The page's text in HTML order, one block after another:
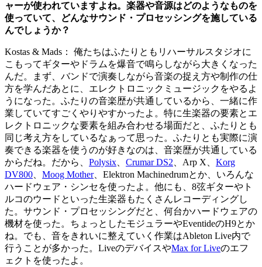
ャーが使われていますよね。楽器や音源はどのようなものを
使っていて、どんなサウンド・プロセッシングを施している
んでしょうか？
Kostas & Mads： 俺たちはふたりともリハーサルスタジオに
こもってギターやドラムを爆音で鳴らしながら大きくなった
んだ。まず、バンドで演奏しながら音楽の捉え方や制作の仕
方を学んだあとに、エレクトロニックミュージックをやるよ
うになった。ふたりの音楽歴が共通しているから、一緒に作
業していてすごくやりやすかったよ。特に生楽器の要素とエ
レクトロニックな要素を組み合わせる場面だと、ふたりとも
同じ考え方をしているなぁって思った。ふたりとも実際に演
奏できる楽器を使うのが好きなのは、音楽歴が共通している
からだね。だから、 Polysix Crumar DS2 、Arp X、 Korg
DV800
Moog Mother、Elektron Machinedrumとか、いろんな
ハードウェア・シンセを使ったよ。他にも、8弦ギターやト
ルコのウードといった生楽器もたくさんレコーディングし
た。サウンド・プロセッシングだと、何台かハードウェアの
機材を使った。ちょっとしたモジュラーやEventideのH9とか
ね。でも、音をきれいに整えていく作業はAbleton Live内で
行うことが多かった。LiveのデバイスやMax for Liveのエフ
ェクトを使ったよ。